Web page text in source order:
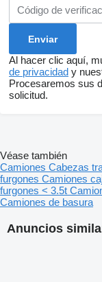
Al hacer clic aquí,
de privacidad y
Procesaremos sus
solicitud.
Anuncios
Véase también
Camiones Cabezas
furgones Camiones
furgones < 3.5t
Camiones de basura